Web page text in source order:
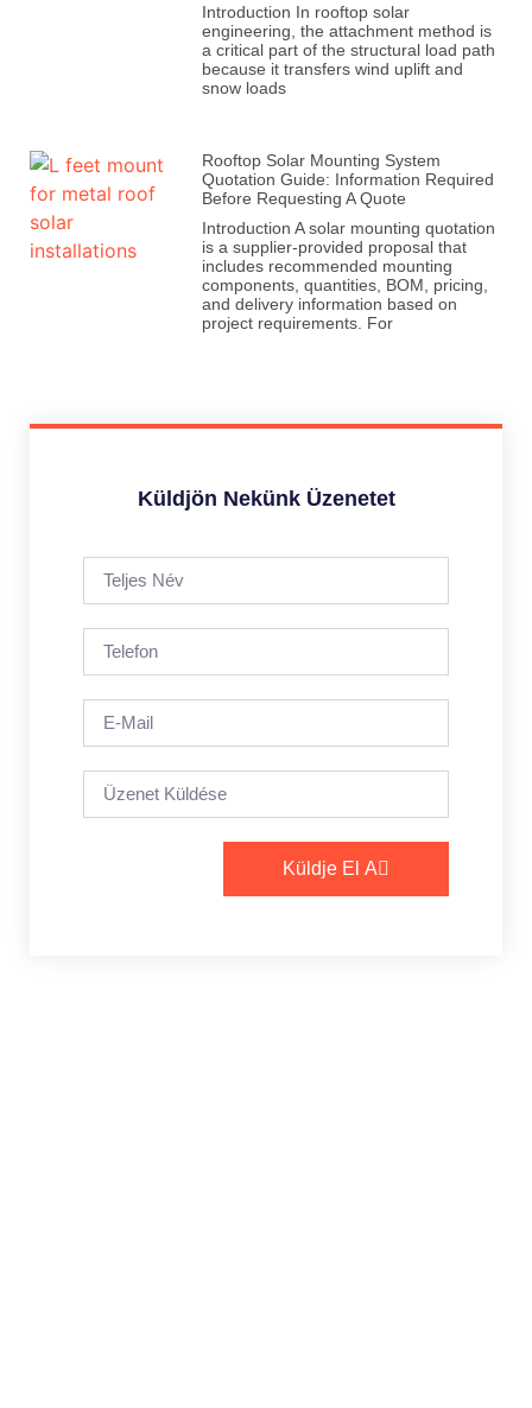
Introduction In rooftop solar
engineering, the attachment method is
a critical part of the structural load path
because it transfers wind uplift and
snow loads
Rooftop Solar Mounting System
Quotation Guide: Information Required
Before Requesting A Quote
Introduction A solar mounting quotation
is a supplier-provided proposal that
includes recommended mounting
components, quantities, BOM, pricing,
and delivery information based on
project requirements. For
Küldjön Nekünk Üzenetet
Küldje El A